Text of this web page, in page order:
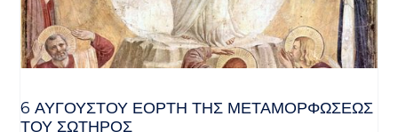
6 ΑΥΓΟΥΣΤΟΥ ΕΟΡΤΗ ΤΗΣ ΜΕΤΑΜΟΡΦΩΣΕΩΣ
ΤΟΥ ΣΩΤΗΡΟΣ